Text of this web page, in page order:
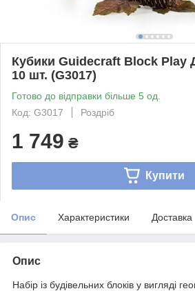
Кубики Guidecraft Block Play
10 шт. (G3017)
Готово до відправки більше 5 од.
Код: G3017
Роздріб
1 749 ₴
Купити
Опис Характеристики Доставка
Опис
Набір із будівельних блоків у вигляді